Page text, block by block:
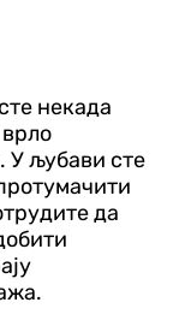
некада
љубави сте
да